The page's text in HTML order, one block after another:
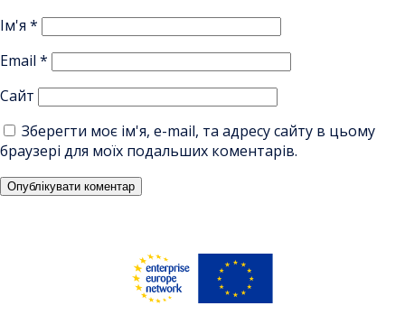
Ім'я *
Email *
Сайт
Зберегти моє ім'я, e-mail, та адресу сайту в цьому
браузері для моїх подальших коментарів.